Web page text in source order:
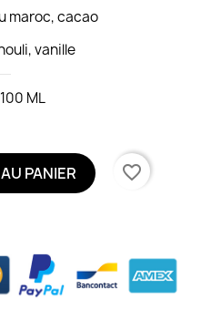
maroc, cacao
vanille
ML
PANIER favorite_border